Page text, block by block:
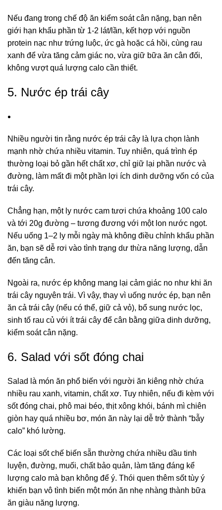
Nếu đang trong chế độ ăn kiểm soát cân nặng, bạn nên
giới hạn khẩu phần từ 1-2 lát/lần, kết hợp với nguồn
protein nạc như trứng luộc, ức gà hoặc cá hồi, cùng rau
xanh để vừa tăng cảm giác no, vừa giữ bữa ăn cân đối,
không vượt quá lượng calo cần thiết.
5. Nước ép trái cây
Nhiều người tin rằng nước ép trái cây là lựa chọn lành
mạnh nhờ chứa nhiều vitamin. Tuy nhiên, quá trình ép
thường loại bỏ gần hết chất xơ, chỉ giữ lại phần nước và
đường, làm mất đi một phần lợi ích dinh dưỡng vốn có của
trái cây.
Chẳng hạn, một ly nước cam tươi chứa khoảng 100 calo
và tới 20g đường – tương đương với một lon nước ngọt.
Nếu uống 1–2 ly mỗi ngày mà không điều chỉnh khẩu phần
ăn, bạn sẽ dễ rơi vào tình trạng dư thừa năng lượng, dẫn
đến tăng cân.
Ngoài ra, nước ép không mang lại cảm giác no như khi ăn
trái cây nguyên trái. Vì vậy, thay vì uống nước ép, bạn nên
ăn cả trái cây (nếu có thể, giữ cả vỏ), bổ sung nước lọc,
sinh tố rau củ với ít trái cây để cân bằng giữa dinh dưỡng,
kiểm soát cân nặng.
6. Salad với sốt đóng chai
Salad là món ăn phổ biến với người ăn kiêng nhờ chứa
nhiều rau xanh, vitamin, chất xơ. Tuy nhiên, nếu đi kèm với
sốt đóng chai, phô mai béo, thịt xông khói, bánh mì chiên
giòn hay quá nhiều bơ, món ăn này lại dễ trở thành “bẫy
calo” khó lường.
Các loại sốt chế biến sẵn thường chứa nhiều dầu tinh
luyện, đường, muối, chất bảo quản, làm tăng đáng kể
lượng calo mà bạn không để ý. Thói quen thêm sốt tùy ý
khiến bạn vô tình biến một món ăn nhẹ nhàng thành bữa
ăn giàu năng lượng.